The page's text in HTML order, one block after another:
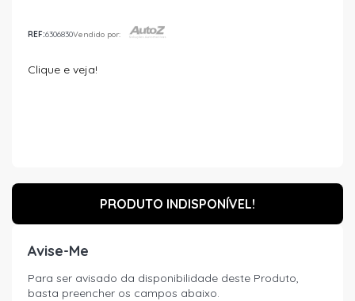
REF:6306830Vendido por:
Clique e veja!
PRODUTO INDISPONÍVEL!
Avise-Me
Para ser avisado da disponibilidade deste Produto,
basta preencher os campos abaixo.